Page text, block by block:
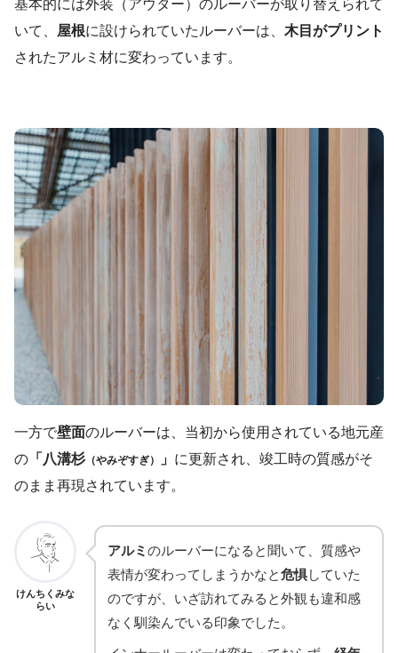
基本的には外装（アウター）のルーバーが取り替えられて
いて、 屋根に設けられていたルーバーは、 木目がプリント
されたアルミ材に変わっています。
一方で壁面のルーバーは、当初から使用されている地元産
の 「八溝杉 （やみぞすぎ） 」 に更新され、竣工時の質感がそ
のまま再現されています。
けんちくみな
らい
アルミ のルーバーになると聞いて、質感や
表情が変わってしまうかなと危惧していた
のですが、いざ訪れてみると外観も違和感
なく馴染んでいる印象でした。